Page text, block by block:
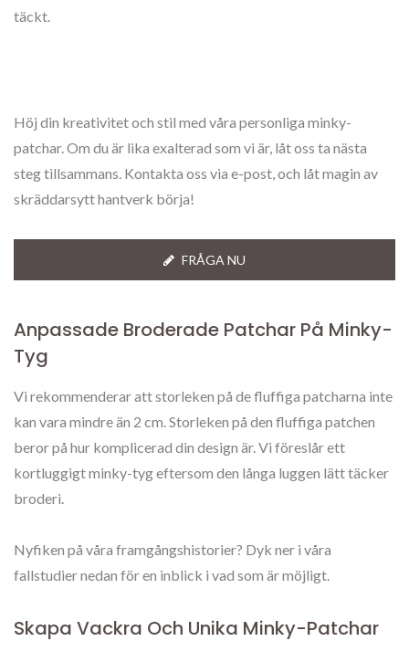
täckt.
Höj din kreativitet och stil med våra personliga minky-
patchar. Om du är lika exalterad som vi är, låt oss ta nästa
steg tillsammans. Kontakta oss via e-post, och låt magin av
skräddarsytt hantverk börja!
FRÅGA NU
Anpassade Broderade Patchar På Minky-
Tyg
Vi rekommenderar att storleken på de fluffiga patcharna inte
kan vara mindre än 2 cm. Storleken på den fluffiga patchen
beror på hur komplicerad din design är. Vi föreslår ett
kortluggigt minky-tyg eftersom den långa luggen lätt täcker
broderi.
Nyfiken på våra framgångshistorier? Dyk ner i våra
fallstudier nedan för en inblick i vad som är möjligt.
Skapa Vackra Och Unika Minky-Patchar